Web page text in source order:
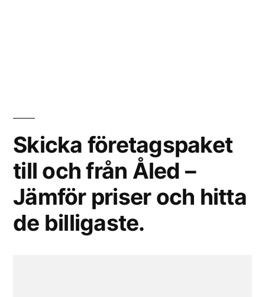
Skicka företagspaket
till och från Åled –
Jämför priser och hitta
de billigaste.